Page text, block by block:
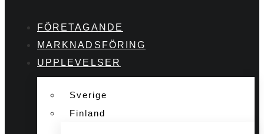
FÖRETAGANDE
MARKNADSFÖRING
UPPLEVELSER
Sverige
Finland